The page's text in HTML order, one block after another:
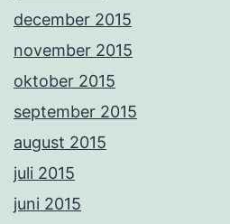
december 2015
november 2015
oktober 2015
september 2015
august 2015
juli 2015
juni 2015